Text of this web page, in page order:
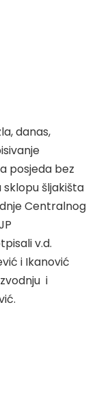
danas,
posjeda bez
šljakišta
Centralnog
v.d.
i Ikanović
i